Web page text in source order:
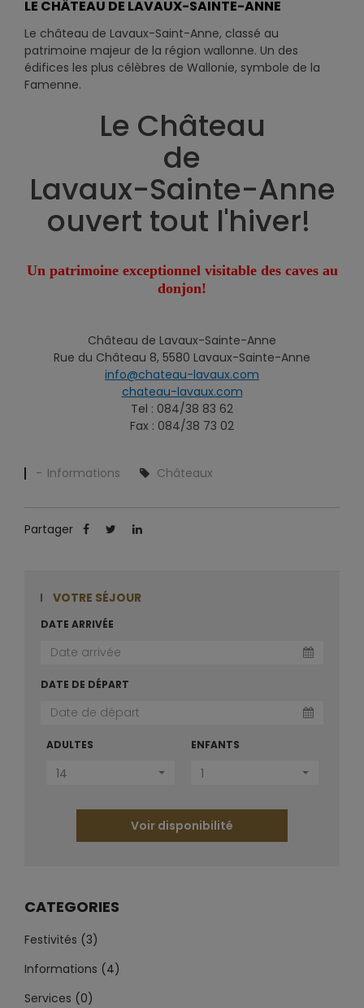
LE CHÂTEAU DE LAVAUX-SAINTE-ANNE
Le château de Lavaux-Saint-Anne, classé au
patrimoine majeur de la région wallonne. Un des
édifices les plus célèbres de Wallonie, symbole de la
Famenne.
Le Château
de
Lavaux-Sainte-Anne
ouvert tout l'hiver!
Un patrimoine exceptionnel visitable des caves au
donjon!
Château de Lavaux-Sainte-Anne
Rue du Château 8, 5580 Lavaux-Sainte-Anne
info@chateau-lavaux.com
chateau-lavaux.com
Tel : 084/38 83 62
Fax : 084/38 73 02
Informations Châteaux
Partager
VOTRE SÉJOUR
DATE ARRIVÉE
DATE DE DÉPART
ADULTES
14
ENFANTS
1
Voir disponibilité
CATEGORIES
Festivités (3)
Informations (4)
Services (0)